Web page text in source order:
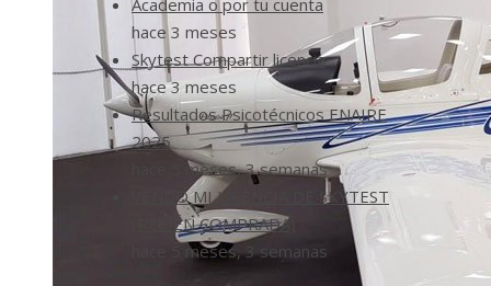
hace 3 meses
Skytest Compartir licencia
hace 3 meses
Resultados Psicotécnicos ENAIRE
2025
hace 5 meses, 3 semanas
VENDO MI LICENCIA DE SKYTEST
(RECIÉN COMPRADA)
hace 5 meses, 3 semanas